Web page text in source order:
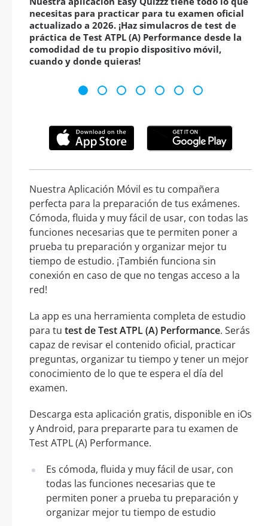
necesitas para practicar para tu examen oficial
actualizado a 2026. ¡Haz simulacros de test de
práctica de Test ATPL (A) Performance desde la
comodidad de tu propio dispositivo móvil,
cuando y donde quieras!
Nuestra Aplicación Móvil es tu compañera
perfecta para la preparación de tus exámenes.
Cómoda, fluida y muy fácil de usar, con todas las
funciones necesarias que te permiten poner a
prueba tu preparación y organizar mejor tu
tiempo de estudio. ¡También funciona sin
conexión en caso de que no tengas acceso a la
red!
La app es una herramienta completa de estudio
para tu test de Test ATPL (A) Performance. Serás
capaz de revisar el contenido oficial, practicar
preguntas, organizar tu tiempo y tener un mejor
conocimiento de lo que te espera el día del
examen.
Descarga esta aplicación gratis, disponible en iOs
y Android, para prepararte para tu examen de
Test ATPL (A) Performance.
Es cómoda, fluida y muy fácil de usar, con
todas las funciones necesarias que te
permiten poner a prueba tu preparación y
organizar mejor tu tiempo de estudio